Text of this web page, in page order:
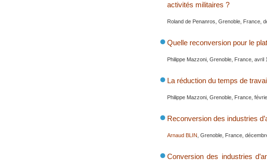
activités militaires ?
Roland de Penanros, Grenoble, France,
Quelle reconversion pour le
Philippe Mazzoni, Grenoble, France, avril
La réduction du temps de
Philippe Mazzoni, Grenoble, France,
Reconversion des industries
Arnaud BLIN , Grenoble, France,
Conversion des industries